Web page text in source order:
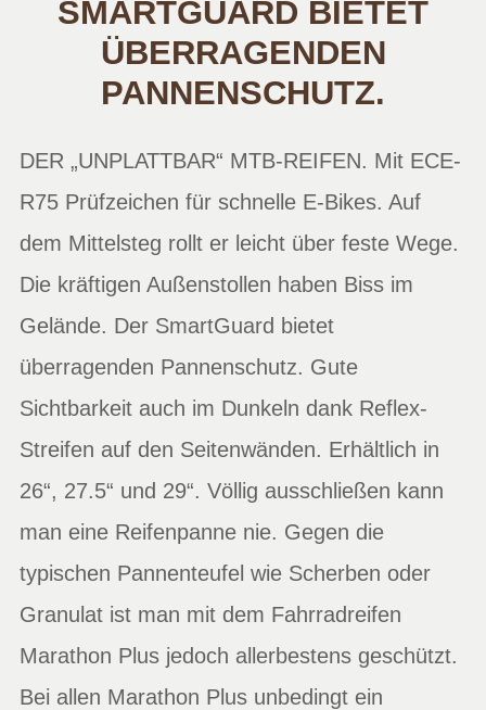
MARTGUARD BIETET Ü
BERRAGENDEN P
ANNENSCHUTZ.
DER „UNPLATTBAR“ MTB-REIFEN. Mit ECE-
R75 Prüfzeichen für schnelle E-Bikes. Auf
dem Mittelsteg rollt er leicht über feste Wege.
Die kräftigen Außenstollen haben Biss im
Gelände. Der SmartGuard bietet
überragenden Pannenschutz. Gute
Sichtbarkeit auch im Dunkeln dank Reflex-
Streifen auf den Seitenwänden. Erhältlich in
26“, 27.5“ und 29“. Völlig ausschließen kann
man eine Reifenpanne nie. Gegen die
typischen Pannenteufel wie Scherben oder
Granulat ist man mit dem Fahrradreifen
Marathon Plus jedoch allerbestens geschützt.
Bei allen Marathon Plus unbedingt ein